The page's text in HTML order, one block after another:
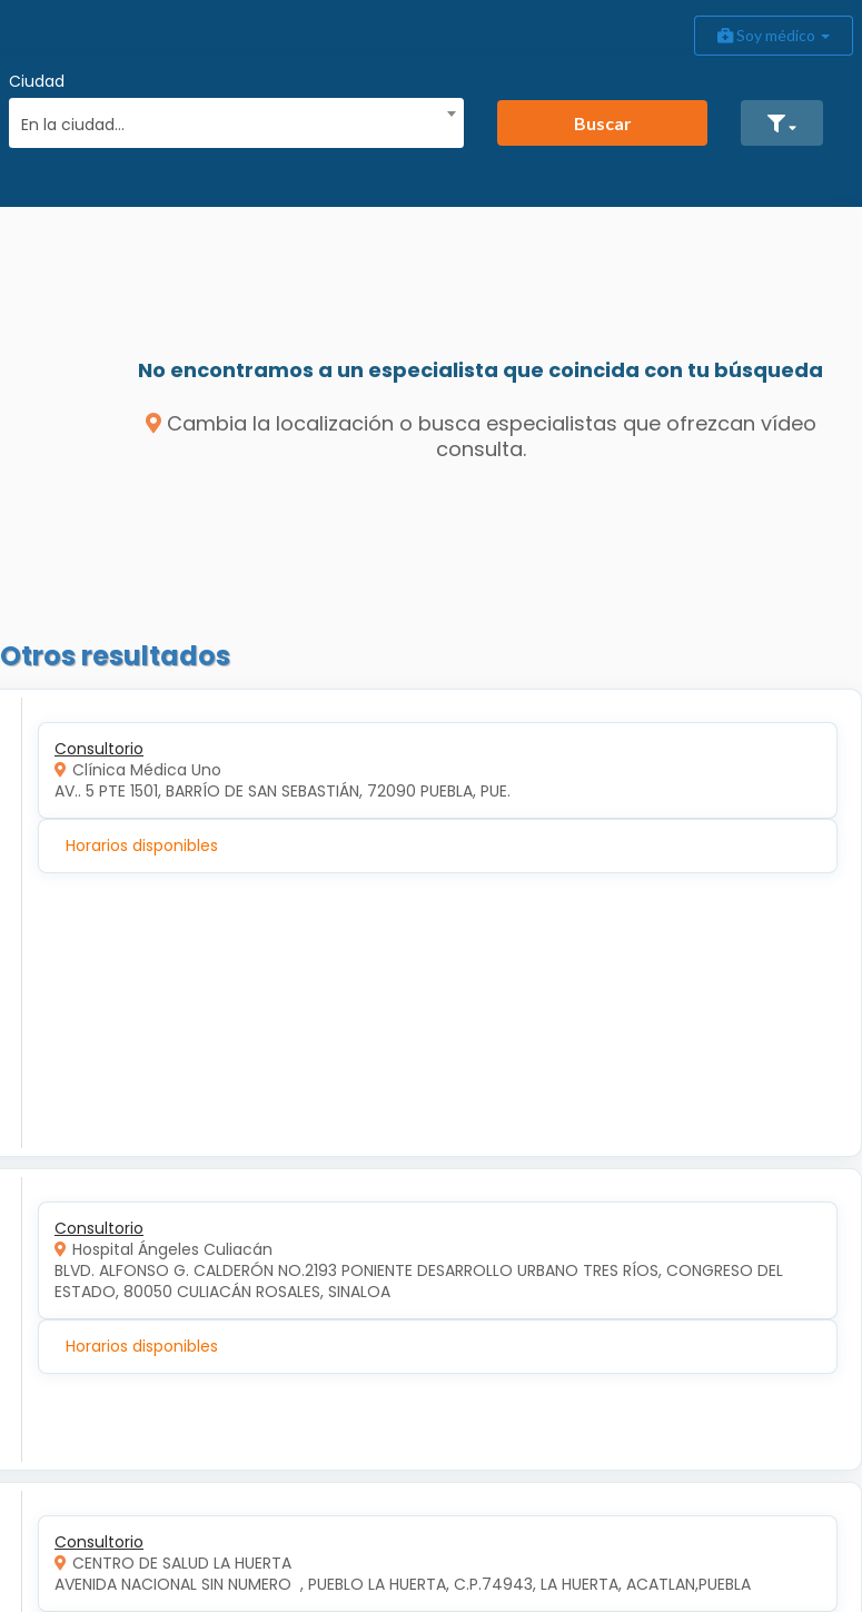
Soy médico
Ciudad
En la ciudad...
Buscar
No encontramos a un especialista que coincida con tu búsqueda
Cambia la localización o busca especialistas que ofrezcan vídeo
consulta.
Otros resultados
Consultorio
Clínica Médica Uno
AV.. 5 PTE 1501, BARRÍO DE SAN SEBASTIÁN, 72090 PUEBLA, PUE.
Horarios disponibles
Consultorio
Hospital Ángeles Culiacán
BLVD. ALFONSO G. CALDERÓN NO.2193 PONIENTE DESARROLLO URBANO TRES RÍOS, CONGRESO DEL
ESTADO, 80050 CULIACÁN ROSALES, SINALOA
Horarios disponibles
Consultorio
CENTRO DE SALUD LA HUERTA
AVENIDA NACIONAL SIN NUMERO  , PUEBLO LA HUERTA, C.P.74943, LA HUERTA, ACATLAN,PUEBLA